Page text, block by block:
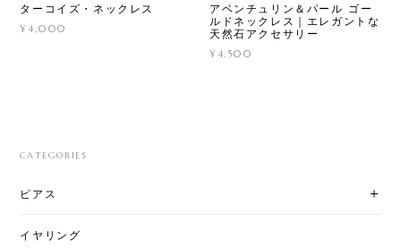
ターコイズ・ネックレス
¥4,000
アベンチュリン＆パール ゴー
ルドネックレス｜エレガントな
天然石アクセサリー
¥4,500
CATEGORIES
ピアス
イヤリング